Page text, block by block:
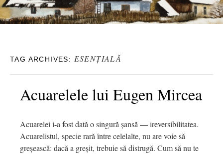
TAG ARCHIVES: ESENŢIALĂ
Acuarelele lui Eugen Mircea
Acuarelei i-a fost dată o singură şansă — ireversibilitatea.
Acuarelistul, specie rară între celelalte, nu are voie să
greşească: dacă a greşit, trebuie să distrugă. Cum să nu te